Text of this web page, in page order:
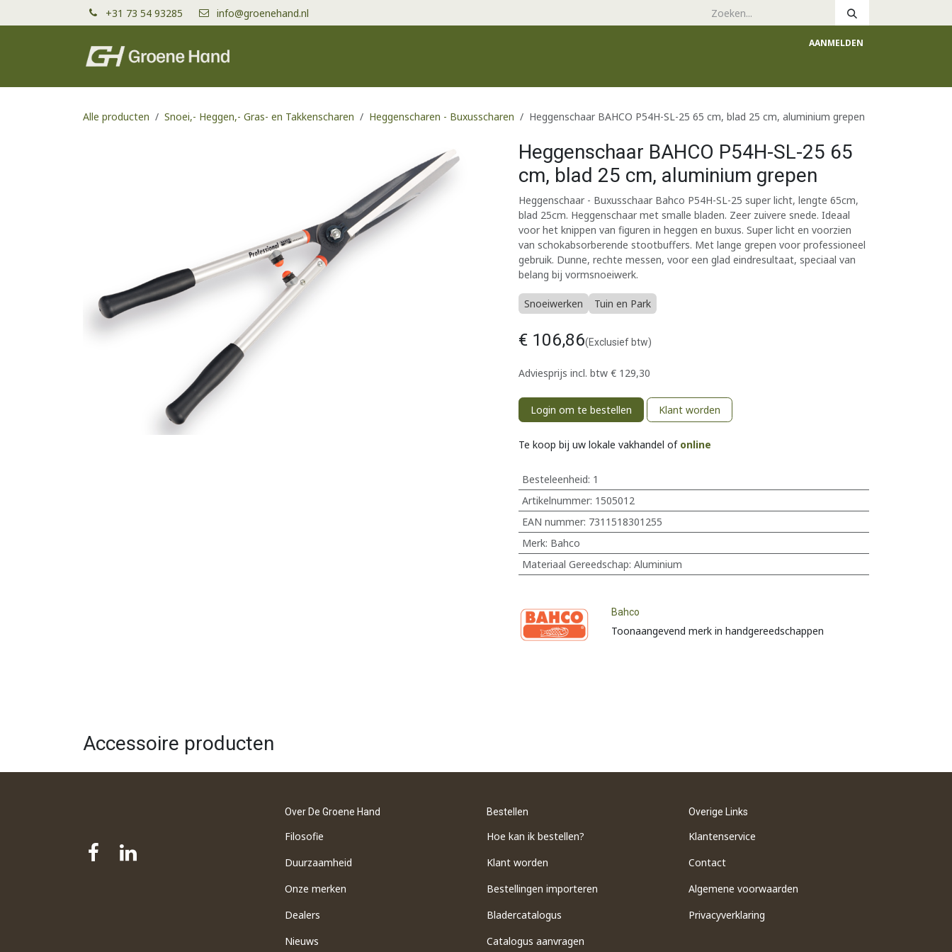
Overslaan naar inhoud +31 73 54 93285 info@groenehand.nl
AANMELDEN
Alle producten Snoei,- Heggen,- Gras- en Takkenscharen Heggenscharen - Buxusscharen Heggenschaar BAHCO P54H-SL-25 65 cm, blad 25 cm, aluminium grepen
Heggenschaar BAHCO P54H-SL-25 65
cm, blad 25 cm, aluminium grepen
Heggenschaar - Buxusschaar Bahco P54H-SL-25 super licht, lengte 65cm,
blad 25cm. Heggenschaar met smalle bladen. Zeer zuivere snede. Ideaal
voor het knippen van figuren in heggen en buxus. Super licht en voorzien
van schokabsorberende stootbuffers. Met lange grepen voor professioneel
gebruik. Dunne, rechte messen, voor een glad eindresultaat, speciaal van
belang bij vormsnoeiwerk.
Snoeiwerken Tuin en Park
€ 106,86(Exclusief btw)
Adviesprijs incl. btw € 129,30
Login om te bestellen Klant worden
Te koop bij uw lokale vakhandel of online
Besteleenheid: 1
Artikelnummer: 1505012
EAN nummer: 7311518301255
Merk: Bahco
Materiaal Gereedschap: Aluminium
Bahco
Toonaangevend merk in handgereedschappen
Accessoire producten
Over De Groene Hand
Filosofie
Duurzaamheid
Onze merken
Dealers
Nieuws
Bestellen
Hoe kan ik bestellen?
Klant worden
Bestellingen importeren
​Bladercatalogus
​Catalogus aanvragen
Overige Links
Klantenservice
Contact
Algemene voorwaarden
Privacyverklaring